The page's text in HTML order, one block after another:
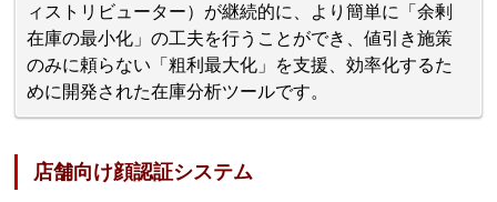
ィストリビューター）が継続的に、より簡単に「余剰
在庫の最小化」の工夫を行うことができ、値引き施策
のみに頼らない「粗利最大化」を支援、効率化するた
めに開発された在庫分析ツールです。
店舗向け顔認証システム